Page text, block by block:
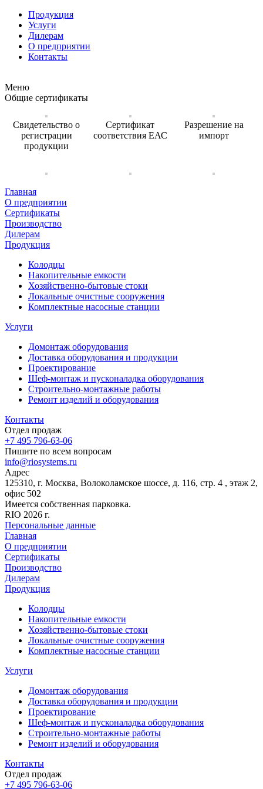
Продукция
Услуги
Дилерам
О предприятии
Контакты
Меню
Общие сертификаты
Свидетельство о
регистрации
продукции
Сертификат
соответствия ЕАС
Разрешение на
импорт
Главная
О предприятии
Сертификаты
Производство
Дилерам
Продукция
Колодцы
Накопительные емкости
Хозяйственно-бытовые стоки
Локальные очистные сооружения
Комплектные насосные станции
Услуги
Домонтаж оборудования
Доставка оборудования и продукции
Проектирование
Шеф-монтаж и пусконаладка оборудования
Строительно-монтажные работы
Ремонт изделий и оборудования
Контакты
Отдел продаж
+7 495 796-63-06
Пишите по всем вопросам
info@riosystems.ru
Адрес
125310, г. Москва, Волоколамское шоссе, д. 116, стр. 4 , этаж 2,
офис 502
Имеется собственная парковка.
RIO 2026 г.
Персональные данные
Главная
О предприятии
Сертификаты
Производство
Дилерам
Продукция
Колодцы
Накопительные емкости
Хозяйственно-бытовые стоки
Локальные очистные сооружения
Комплектные насосные станции
Услуги
Домонтаж оборудования
Доставка оборудования и продукции
Проектирование
Шеф-монтаж и пусконаладка оборудования
Строительно-монтажные работы
Ремонт изделий и оборудования
Контакты
Отдел продаж
+7 495 796-63-06